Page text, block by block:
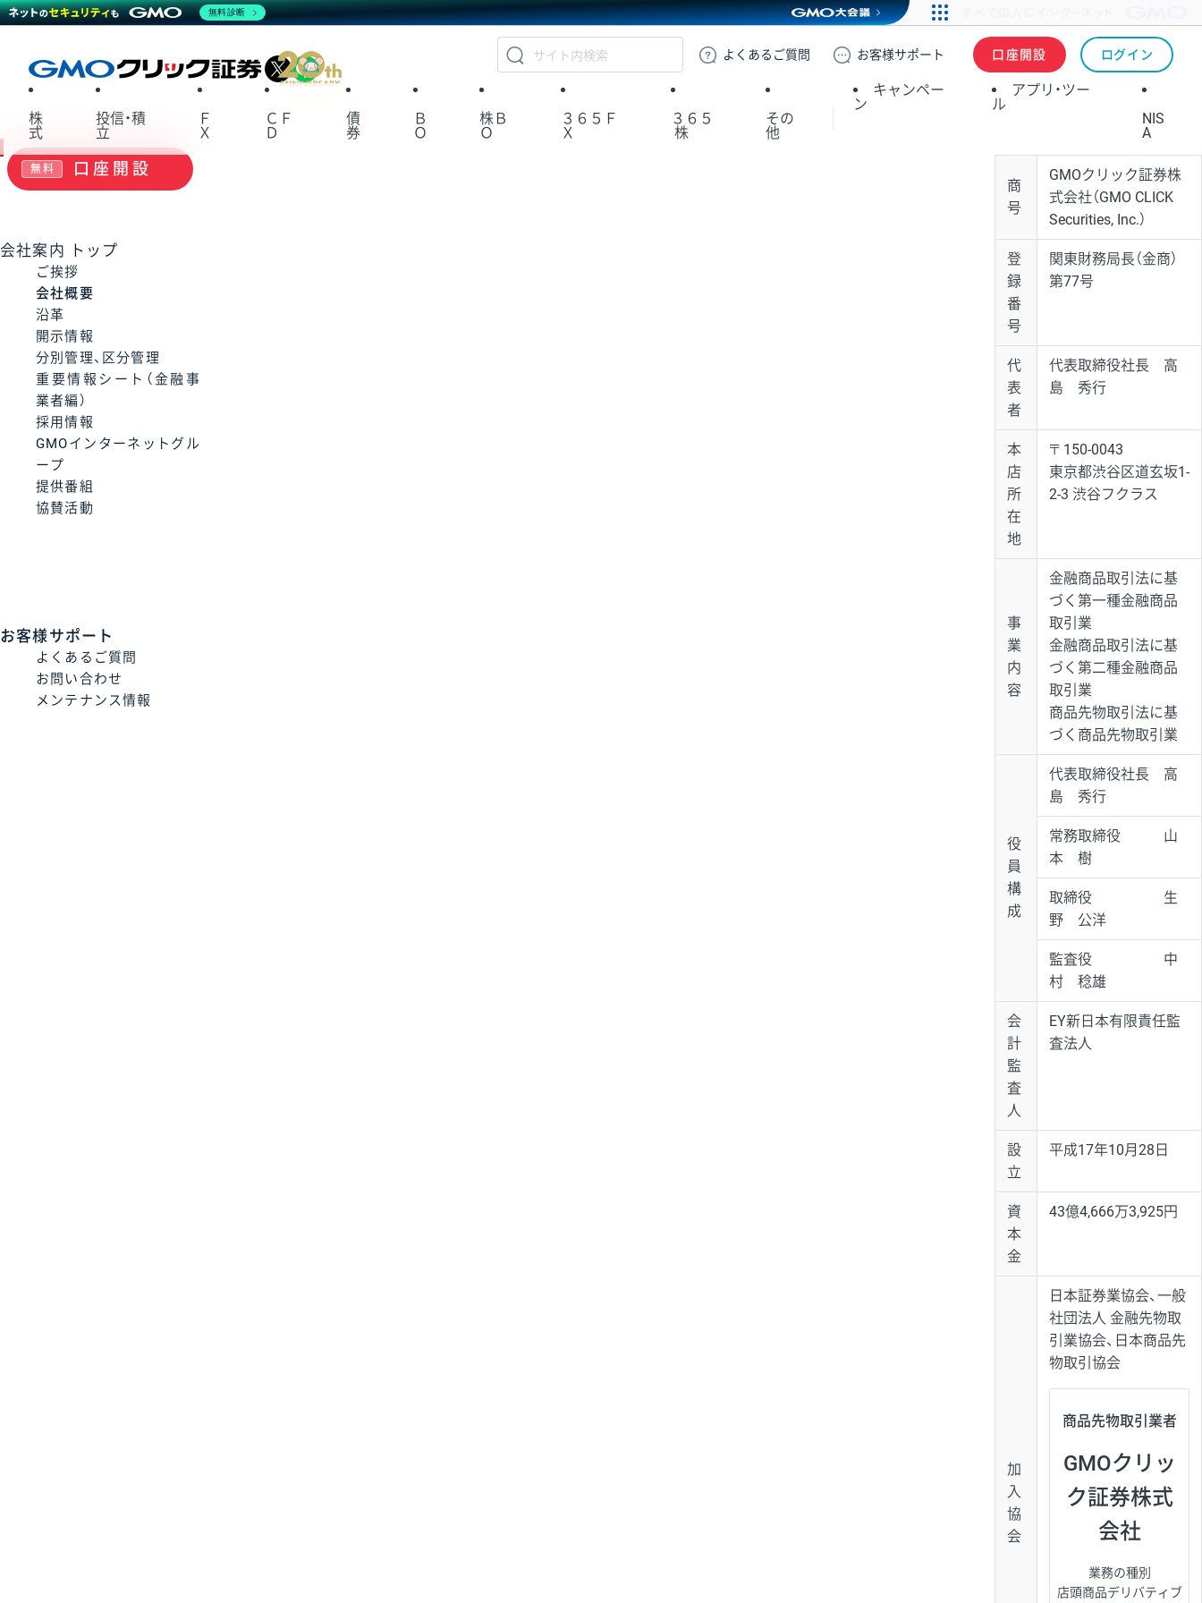
GMOクリック証券
よくある ご質問 お客様サポート 口座開設 ログイン
X
株
式
投信・積
立
Ｆ
Ｘ
ＣＦ
Ｄ
債
券
Ｂ
Ｏ
株Ｂ
Ｏ
３６５Ｆ
Ｘ
３６５
株
その
他
キャンペー
ン
アプリ・ツー
ル
NIS
A
口座開設
無料
会社案内 トップ
ご挨拶
会社概要
沿革
開示情報
分別管理、区分管理
重要情報シート（金融事
業者編）
採用情報
GMOインターネットグル
ープ
提供番組
協賛活動
お客様サポート
よくあるご質問
お問い合わせ
メンテナンス情報
商
号
GMOクリック証券株
式会社（GMO CLICK
Securities, Inc.）
登
録
番
号
関東財務局長（金商）
第77号
代
表
者
代表取締役社長 高
島 秀行
本
店
所
在
地
〒150-0043
東京都渋谷区道玄坂1-
2-3 渋谷フクラス
事
業
内
容
金融商品取引法に基
づく第一種金融商品
取引業
金融商品取引法に基
づく第二種金融商品
取引業
商品先物取引法に基
づく商品先物取引業
役
員
構
成
代表取締役社長 高
島 秀行
常務取締役 山
本 樹
取締役 生
野 公洋
監査役 中
村 稔雄
会
計
監
査
人
EY新日本有限責任監
査法人
設
立
平成17年10月28日
資
本
金
43億4,666万3,925円
加
入
協
会
日本証券業協会、一般
社団法人 金融先物取
引業協会、日本商品先
物取引協会
商品先物取引業者
GMOクリッ
ク証券株式
会社
業務の種別
店頭商品デリバティブ
無料診断